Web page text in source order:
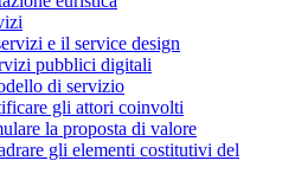
e il service design
pubblici digitali
di servizio
gli attori coinvolti
la proposta di valore
gli elementi costitutivi del